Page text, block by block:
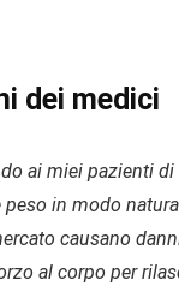
dei medici
ai miei pazienti
peso in modo
causano
al corpo per